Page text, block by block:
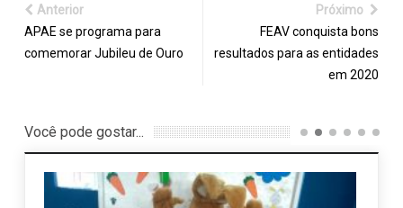
Anterior
APAE se programa para
comemorar Jubileu de Ouro
Próximo
FEAV conquista bons
resultados para as entidades
em 2020
Você pode gostar...